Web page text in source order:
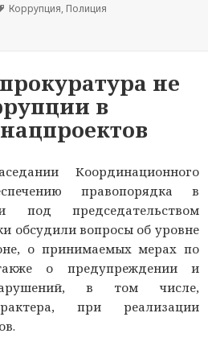
Метки
Коррупция, Полиция
не
в
Координационного
правопорядка в
под председательством
обсудили вопросы об уровне
о принимаемых мерах по
о предупреждении и
в том числе,
при реализации